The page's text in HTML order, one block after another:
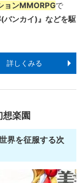
ョンMMORPGで
(バンカイ)』などを駆
詳しくみる
想楽園
界を征服する次